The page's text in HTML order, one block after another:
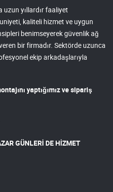
yıllardır faaliyet
kaliteli hizmet ve uygun
benimseyerek güvenlik ağ
bir firmadır. Sektörde uzunca
ekip arkadaşlarıyla
yaptığımız ve sipariş
GÜNLERİ DE HİZMET